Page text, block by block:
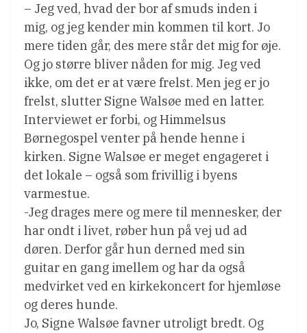
– Jeg ved, hvad der bor af smuds inden i
mig, og jeg kender min kommen til kort. Jo
mere tiden går, des mere står det mig for øje.
Og jo større bliver nåden for mig. Jeg ved
ikke, om det er at være frelst. Men jeg er jo
frelst, slutter Signe Walsøe med en latter.
Interviewet er forbi, og Himmelsus
Børnegospel venter på hende henne i
kirken. Signe Walsøe er meget engageret i
det lokale – også som frivillig i byens
varmestue.
-Jeg drages mere og mere til mennesker, der
har ondt i livet, røber hun på vej ud ad
døren. Derfor går hun derned med sin
guitar en gang imellem og har da også
medvirket ved en kirkekoncert for hjemløse
og deres hunde.
Jo, Signe Walsøe favner utroligt bredt. Og